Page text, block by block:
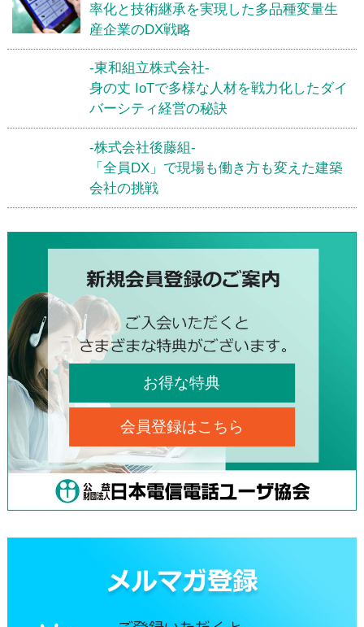
率化と技術継承を実現した多品種変量生
産企業のDX戦略
-東和組立株式会社-
身の丈 IoTで多様な人材を戦力化したダイ
バーシティ経営の秘訣
-株式会社後藤組-
「全員DX」で現場も働き方も変えた建築
会社の挑戦
お得な特典
会員登録はこちら